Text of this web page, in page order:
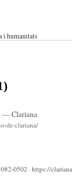
i humanitats
— Clariana
de-clariana/
0502 · https://